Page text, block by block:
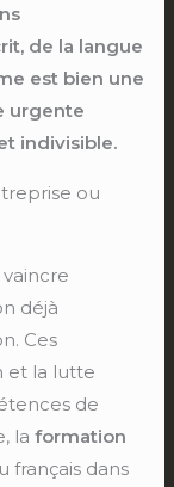
de la langue
est bien une
urgente
indivisible.
ou
déjà
Ces
et la lutte
de
laformation
français dans